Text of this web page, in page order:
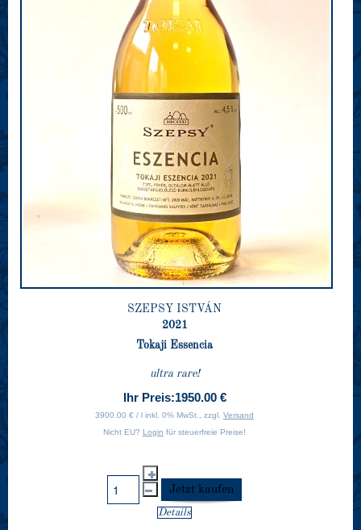
SZEPSY ISTVÁN
2021
Tokaji Essencia
ultra rare!
Ihr Preis:1950.00 €
3900.00 € / l inkl. 0% MwSt., zzgl. Versand
Nicht EU? Login für steuerfreie Preise!
Details